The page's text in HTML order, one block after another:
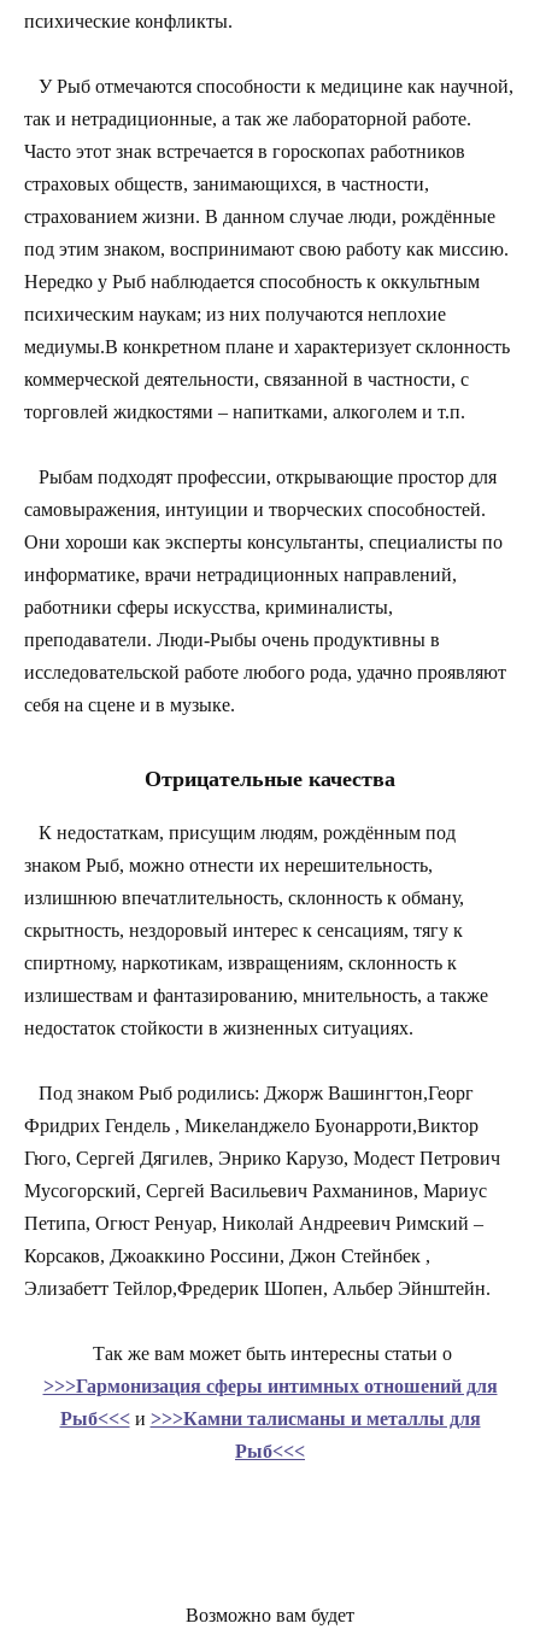
психические конфликты.
У Рыб отмечаются способности к медицине как научной,
так и нетрадиционные, а так же лабораторной работе.
Часто этот знак встречается в гороскопах работников
страховых обществ, занимающихся, в частности,
страхованием жизни. В данном случае люди, рождённые
под этим знаком, воспринимают свою работу как миссию.
Нередко у Рыб наблюдается способность к оккультным
психическим наукам; из них получаются неплохие
медиумы.В конкретном плане и характеризует склонность
коммерческой деятельности, связанной в частности, с
торговлей жидкостями – напитками, алкоголем и т.п.
Рыбам подходят профессии, открывающие простор для
самовыражения, интуиции и творческих способностей.
Они хороши как эксперты консультанты, специалисты по
информатике, врачи нетрадиционных направлений,
работники сферы искусства, криминалисты,
преподаватели. Люди-Рыбы очень продуктивны в
исследовательской работе любого рода, удачно проявляют
себя на сцене и в музыке.
Отрицательные качества
К недостаткам, присущим людям, рождённым под
знаком Рыб, можно отнести их нерешительность,
излишнюю впечатлительность, склонность к обману,
скрытность, нездоровый интерес к сенсациям, тягу к
спиртному, наркотикам, извращениям, склонность к
излишествам и фантазированию, мнительность, а также
недостаток стойкости в жизненных ситуациях.
Под знаком Рыб родились: Джорж Вашингтон,Георг
Фридрих Гендель , Микеланджело Буонарроти,Виктор
Гюго, Сергей Дягилев, Энрико Карузо, Модест Петрович
Мусогорский, Сергей Васильевич Рахманинов, Мариус
Петипа, Огюст Ренуар, Николай Андреевич Римский –
Корсаков, Джоаккино Россини, Джон Стейнбек ,
Элизабетт Тейлор,Фредерик Шопен, Альбер Эйнштейн.
Так же вам может быть интересны статьи о
>>>Гармонизация сферы интимных отношений для
Рыб<<<и >>>Камни талисманы и металлы для
Рыб<<<
Возможно вам будет